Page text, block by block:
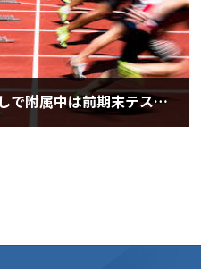
あとすこしで附属中は前期末テスト！（９月３日水曜日）